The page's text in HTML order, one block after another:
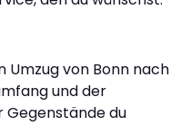
Umzug von Bonn nach
und der
du